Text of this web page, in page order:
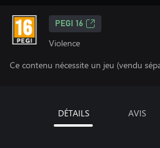
PEGI 16
Violence
Ce contenu nécessite un jeu (vendu
DÉTAILS AVIS